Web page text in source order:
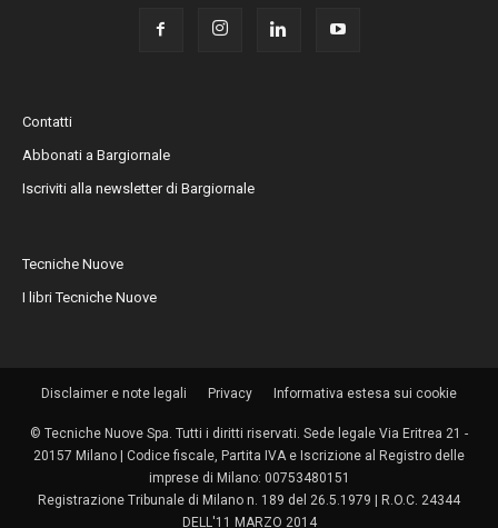
Contatti
Abbonati a Bargiornale
Iscriviti alla newsletter di Bargiornale
Tecniche Nuove
I libri Tecniche Nuove
Disclaimer e note legali Privacy Informativa estesa sui cookie
© Tecniche Nuove Spa. Tutti i diritti riservati. Sede legale Via Eritrea 21 -
20157 Milano | Codice fiscale, Partita IVA e Iscrizione al Registro delle
imprese di Milano: 00753480151
Registrazione Tribunale di Milano n. 189 del 26.5.1979 | R.O.C. 24344
DELL'11 MARZO 2014